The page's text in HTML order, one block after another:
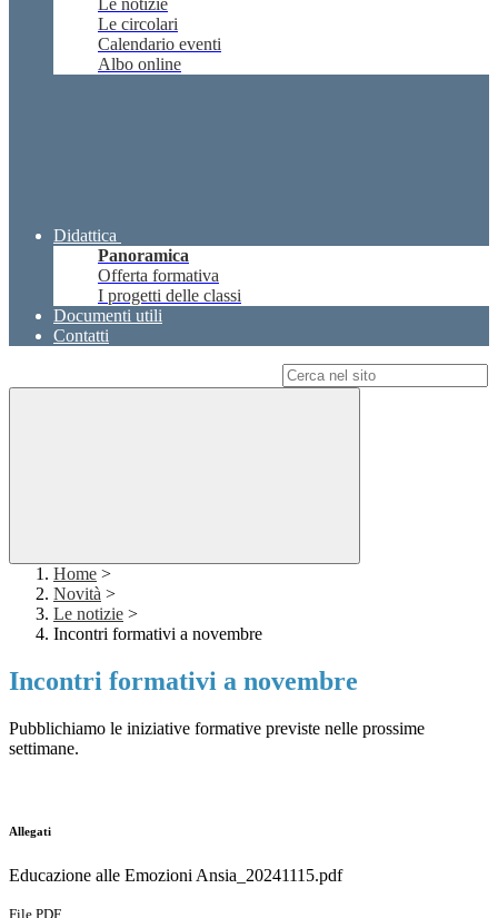
Le notizie
Le circolari
Calendario eventi
Albo online
Didattica
Panoramica
Offerta formativa
I progetti delle classi
Documenti utili
Contatti
Home >
Novità >
Le notizie >
Incontri formativi a novembre
Incontri formativi a novembre
Pubblichiamo le iniziative formative previste nelle prossime
settimane.
Allegati
Educazione alle Emozioni Ansia_20241115.pdf
File PDF